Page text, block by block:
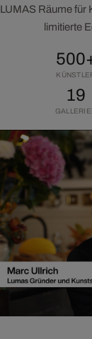
LUMAS Räume für
limitierte
19